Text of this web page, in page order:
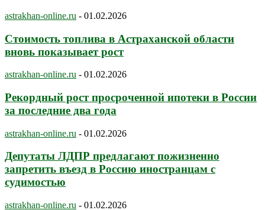
astrakhan-online.ru - 01.02.2026
Стоимость топлива в Астраханской области
вновь показывает рост
astrakhan-online.ru - 01.02.2026
Рекордный рост просроченной ипотеки в России
за последние два года
astrakhan-online.ru - 01.02.2026
Депутаты ЛДПР предлагают пожизненно
запретить въезд в Россию иностранцам с
судимостью
astrakhan-online.ru - 01.02.2026